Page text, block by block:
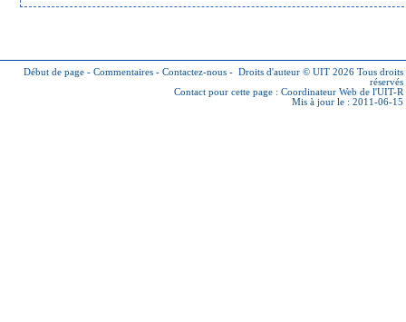
Début de page - Commentaires - Contactez-nous - Droits d'auteur © UIT 2026 Tous droits
réservés
Contact pour cette page : Coordinateur Web de l'UIT-R
Mis à jour le : 2011-06-15